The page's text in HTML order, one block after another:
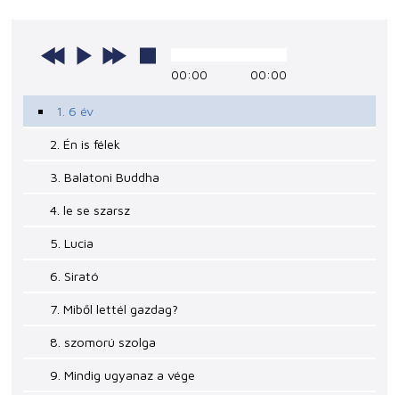
00:00 00:00
1. 6 év
2. Én is félek
3. Balatoni Buddha
4. le se szarsz
5. Lucia
6. Sirató
7. Miből lettél gazdag?
8. szomorú szolga
9. Mindig ugyanaz a vége